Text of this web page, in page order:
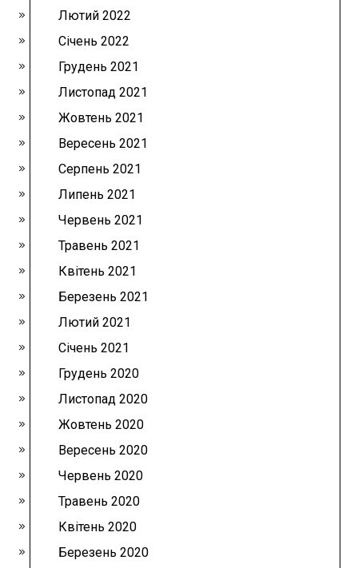
Лютий 2022
Січень 2022
Грудень 2021
Листопад 2021
Жовтень 2021
Вересень 2021
Серпень 2021
Липень 2021
Червень 2021
Травень 2021
Квітень 2021
Березень 2021
Лютий 2021
Січень 2021
Грудень 2020
Листопад 2020
Жовтень 2020
Вересень 2020
Червень 2020
Травень 2020
Квітень 2020
Березень 2020